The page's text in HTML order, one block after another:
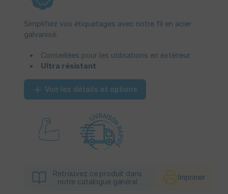
Simplifiez vos étiquetages avec notre fil en acier
galvanisé.
Conseillées pour les utilisations en extérieur
Ultra résistant
Voir les détails et options
Retrouvez ce produit dans
notre catalogue général
Imprimer